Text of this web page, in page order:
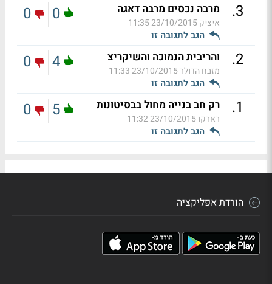
3
. מרבה נכסים מרבה דאגה
איציק23/10/2015 11:35
הגב לתגובה זו
0
0
2
. והריבית הנמוכה והשיקריצ
מזבח הדולר23/10/2015 11:33
הגב לתגובה זו
4
0
1
. רק חב בנייה מחול בבסיטונות
רארקו23/10/2015 11:32
הגב לתגובה זו
5
0
הורדת אפליקציה